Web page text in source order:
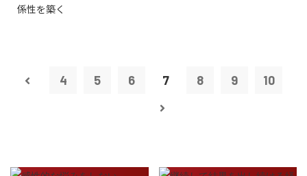
係性を築く
4 5 6 7 8 9 10